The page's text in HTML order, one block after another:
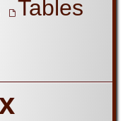
Tables